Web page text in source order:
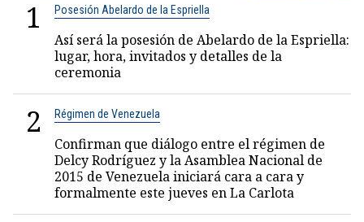
1 Posesión Abelardo de la Espriella
Así será la posesión de Abelardo de la Espriella:
lugar, hora, invitados y detalles de la
ceremonia
2 Régimen de Venezuela
Confirman que diálogo entre el régimen de
Delcy Rodríguez y la Asamblea Nacional de
2015 de Venezuela iniciará cara a cara y
formalmente este jueves en La Carlota